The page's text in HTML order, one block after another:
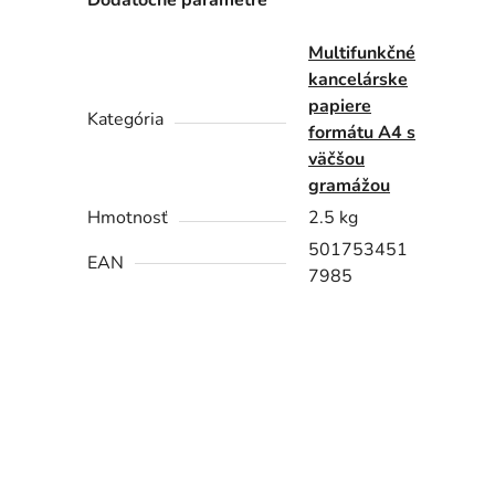
Kategória
Multifunkčné
kancelárske
papiere
formátu A4 s
väčšou
gramážou
Hmotnosť
2.5 kg
EAN
501753451
7985